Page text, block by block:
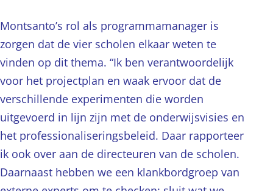
Montsanto’s rol als programmamanager is
zorgen dat de vier scholen elkaar weten te
vinden op dit thema. “Ik ben verantwoordelijk
voor het projectplan en waak ervoor dat de
verschillende experimenten die worden
uitgevoerd in lijn zijn met de onderwijsvisies en
het professionaliseringsbeleid. Daar rapporteer
ik ook over aan de directeuren van de scholen.
Daarnaast hebben we een klankbordgroep van